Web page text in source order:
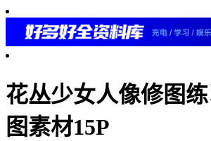
花丛少女人像修图
图素材15P